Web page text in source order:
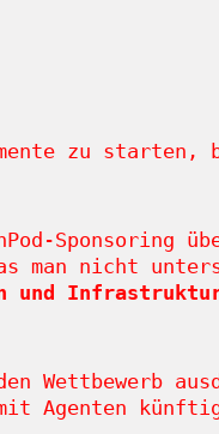
zu starten,
man nicht
und
Wettbewerb
Agenten